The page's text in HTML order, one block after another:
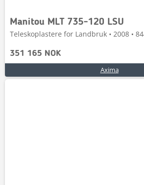
Manitou MLT 735-120 LSU
Teleskoplastere for Landbruk • 2008 •
351 165 NOK
Axima